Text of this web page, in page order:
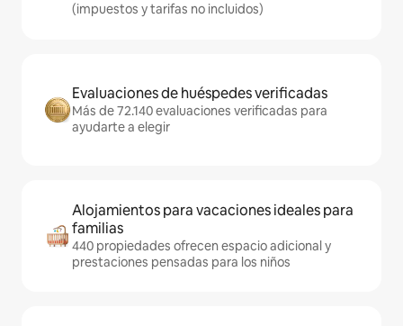
(impuestos y tarifas no incluidos)
Evaluaciones de huéspedes verificadas
Más de 72.140 evaluaciones verificadas para
ayudarte a elegir
Alojamientos para vacaciones ideales para
familias
440 propiedades ofrecen espacio adicional y
prestaciones pensadas para los niños